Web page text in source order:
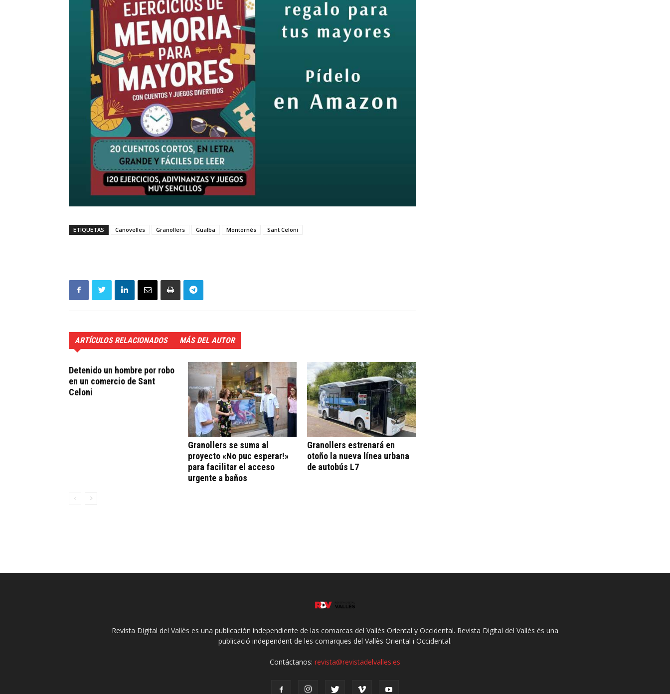
ETIQUETAS Canovelles Granollers Gualba Montornès Sant Celoni
ARTÍCULOS RELACIONADOS MÁS DEL AUTOR
Detenido un hombre por robo
en un comercio de Sant
Celoni
Granollers se suma al
proyecto «No puc esperar!»
para facilitar el acceso
urgente a baños
Granollers estrenará en
otoño la nueva línea urbana
de autobús L7
Revista Digital del Vallès es una publicación independiente de las comarcas del Vallès Oriental y Occidental. Revista Digital del Vallès és una
publicació independent de les comarques del Vallès Oriental i Occidental.
Contáctanos: revista@revistadelvalles.es